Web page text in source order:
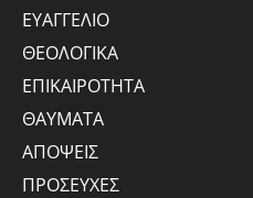
ΕΥΑΓΓΕΛΙΟ
ΘΕΟΛΟΓΙΚΑ
ΕΠΙΚΑΙΡΟΤΗΤΑ
ΘΑΥΜΑΤΑ
ΑΠΟΨΕΙΣ
ΠΡΟΣΕΥΧΕΣ